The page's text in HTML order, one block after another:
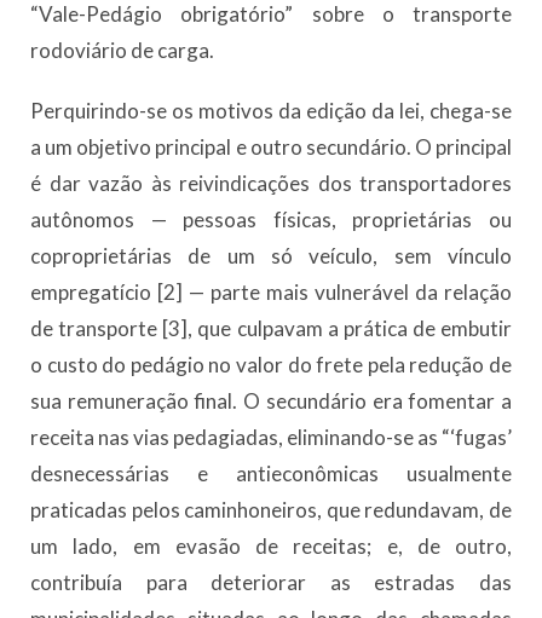
“Vale-Pedágio obrigatório” sobre o transporte
rodoviário de carga.
Perquirindo-se os motivos da edição da lei, chega-se
a um objetivo principal e outro secundário. O principal
é dar vazão às reivindicações dos transportadores
autônomos — pessoas físicas, proprietárias ou
coproprietárias de um só veículo, sem vínculo
empregatício [2] — parte mais vulnerável da relação
de transporte [3], que culpavam a prática de embutir
o custo do pedágio no valor do frete pela redução de
sua remuneração final. O secundário era fomentar a
receita nas vias pedagiadas, eliminando-se as “‘fugas’
desnecessárias e antieconômicas usualmente
praticadas pelos caminhoneiros, que redundavam, de
um lado, em evasão de receitas; e, de outro,
contribuía para deteriorar as estradas das